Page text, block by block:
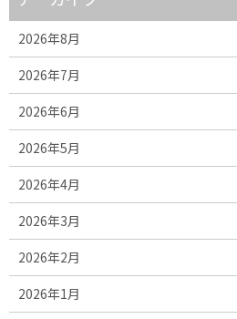
2026年8月
2026年7月
2026年6月
2026年5月
2026年4月
2026年3月
2026年2月
2026年1月